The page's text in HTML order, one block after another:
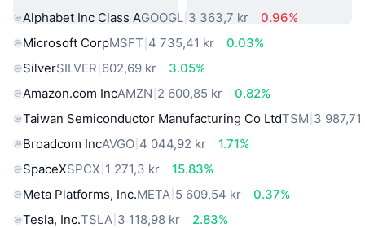
Alphabet Inc Class AGOOGL 3 363,7 kr
0.96%
Microsoft CorpMSFT 4 735,41 kr
0.03%
SilverSILVER 602,69 kr
3.05%
Amazon.com IncAMZN 2 600,85 kr
0.82%
Taiwan Semiconductor Manufacturing Co LtdTSM 3
Broadcom IncAVGO 4 044,92 kr
1.71%
SpaceXSPCX 1 271,3 kr
15.83%
Meta Platforms, Inc.META 5 609,54 kr
0.37%
Tesla, Inc.TSLA 3 118,98 kr
2.83%